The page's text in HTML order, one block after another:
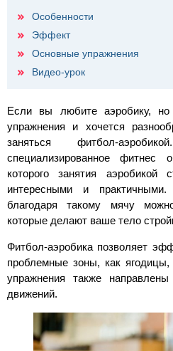
Особенности
Эффект
Основные упражнения
Видео-урок
Если вы любите аэробику,
упражнения и хочется
заняться фитбол-
специализированное фитнес
которого занятия аэробикой
интересными и
благодаря такому мячу
которые делают ваше тело
Фитбол-аэробика позволяет
проблемные зоны, как
упражнения также
движений.